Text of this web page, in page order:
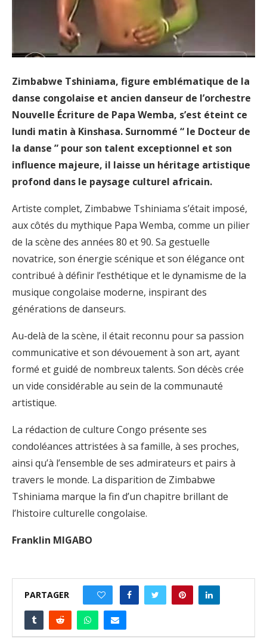
Zimbabwe Tshiniama, figure emblématique de la
danse congolaise et ancien danseur de l’orchestre
Nouvelle Écriture de Papa Wemba, s’est éteint ce
lundi matin à Kinshasa. Surnommé “ le Docteur de
la danse ” pour son talent exceptionnel et son
influence majeure, il laisse un héritage artistique
profond dans le paysage culturel africain.
Artiste complet, Zimbabwe Tshiniama s’était imposé,
aux côtés du mythique Papa Wemba, comme un pilier
de la scène des années 80 et 90. Sa gestuelle
novatrice, son énergie scénique et son élégance ont
contribué à définir l’esthétique et le dynamisme de la
musique congolaise moderne, inspirant des
générations de danseurs.
Au-delà de la scène, il était reconnu pour sa passion
communicative et son dévouement à son art, ayant
formé et guidé de nombreux talents. Son décès crée
un vide considérable au sein de la communauté
artistique.
La rédaction de culture Congo présente ses
condoléances attristées à sa famille, à ses proches,
ainsi qu’à l’ensemble de ses admirateurs et pairs à
travers le monde. La disparition de Zimbabwe
Tshiniama marque la fin d’un chapitre brillant de
l’histoire culturelle congolaise.
Franklin MIGABO
PARTAGER